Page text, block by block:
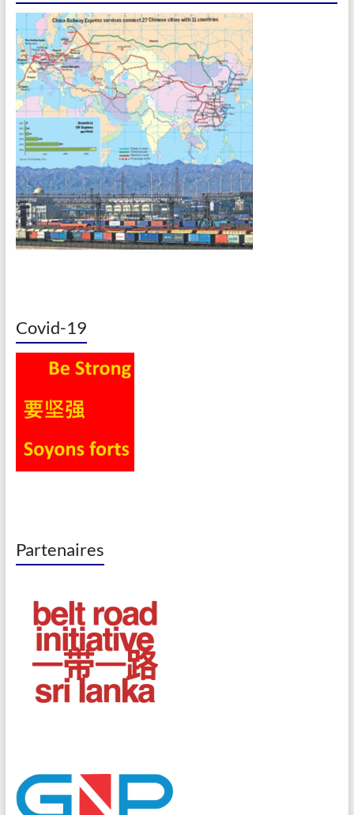
Covid-19
Partenaires